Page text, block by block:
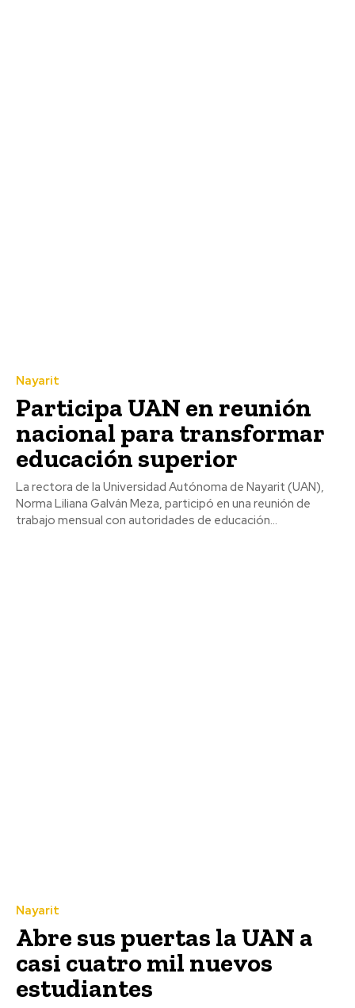
Nayarit
Participa UAN en reunión
nacional para transformar
educación superior
La rectora de la Universidad Autónoma de Nayarit (UAN),
Norma Liliana Galván Meza, participó en una reunión de
trabajo mensual con autoridades de educación...
Nayarit
Abre sus puertas la UAN a
casi cuatro mil nuevos
estudiantes